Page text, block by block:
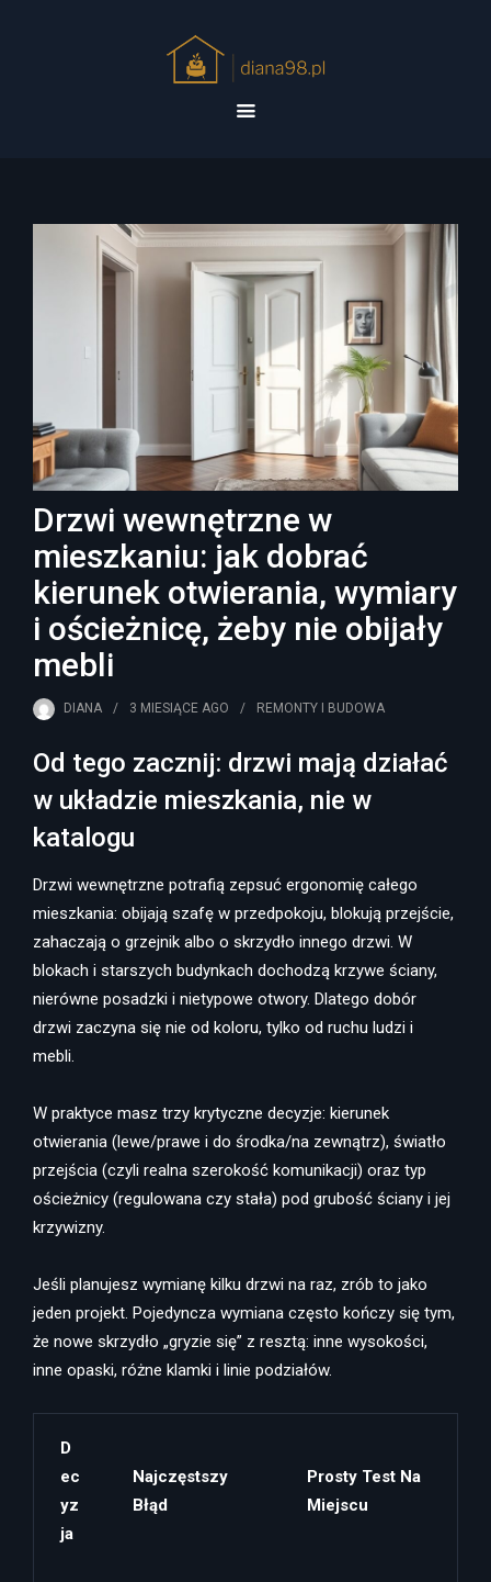
Drzwi wewnętrzne w
mieszkaniu: jak dobrać
kierunek otwierania, wymiary
i ościeżnicę, żeby nie obijały
mebli
DIANA 3 MIESIĄCE AGO REMONTY I BUDOWA
Od tego zacznij: drzwi mają działać
w układzie mieszkania, nie w
katalogu
Drzwi wewnętrzne potrafią zepsuć ergonomię całego
mieszkania: obijają szafę w przedpokoju, blokują przejście,
zahaczają o grzejnik albo o skrzydło innego drzwi. W
blokach i starszych budynkach dochodzą krzywe ściany,
nierówne posadzki i nietypowe otwory. Dlatego dobór
drzwi zaczyna się nie od koloru, tylko od ruchu ludzi i
mebli.
W praktyce masz trzy krytyczne decyzje: kierunek
otwierania (lewe/prawe i do środka/na zewnątrz), światło
przejścia (czyli realna szerokość komunikacji) oraz typ
ościeżnicy (regulowana czy stała) pod grubość ściany i jej
krzywizny.
Jeśli planujesz wymianę kilku drzwi na raz, zrób to jako
jeden projekt. Pojedyncza wymiana często kończy się tym,
że nowe skrzydło „gryzie się” z resztą: inne wysokości,
inne opaski, różne klamki i linie podziałów.
D
Ec
Yz
Ja
Najczęstszy
Błąd
Prosty Test Na
Miejscu